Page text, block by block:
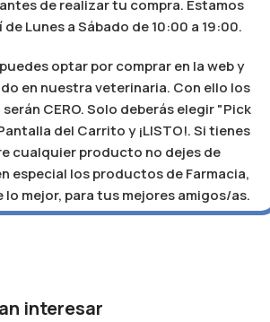
de realizar tu compra. Estamos
Lunes a Sábado de 10:00 a 19:00.
optar por comprar en la web y
en nuestra veterinaria. Con ello los
CERO. Solo deberás elegir "Pick
del Carrito y ¡LISTO!. Si tienes
cualquier producto no dejes de
especial los productos de Farmacia,
mejor, para tus mejores amigos/as.
interesar